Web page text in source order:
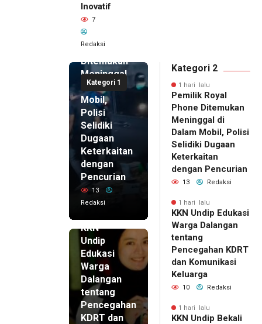
Inovatif
7
Redaksi
Kategori 1
1 hari lalu
Pemilik
Royal
Phone
Ditemukan
Meninggal
di Dalam
Mobil,
Polisi
Selidiki
Dugaan
Keterkaitan
dengan
Pencurian
13
Redaksi
KKN
Undip
Edukasi
Warga
Dalangan
tentang
Pencegahan
KDRT dan
Kategori 2
1 hari lalu
Pemilik Royal
Phone Ditemukan
Meninggal di
Dalam Mobil, Polisi
Selidiki Dugaan
Keterkaitan
dengan Pencurian
13 Redaksi
1 hari lalu
KKN Undip Edukasi
Warga Dalangan
tentang
Pencegahan KDRT
dan Komunikasi
Keluarga
10 Redaksi
1 hari lalu
KKN Undip Bekali